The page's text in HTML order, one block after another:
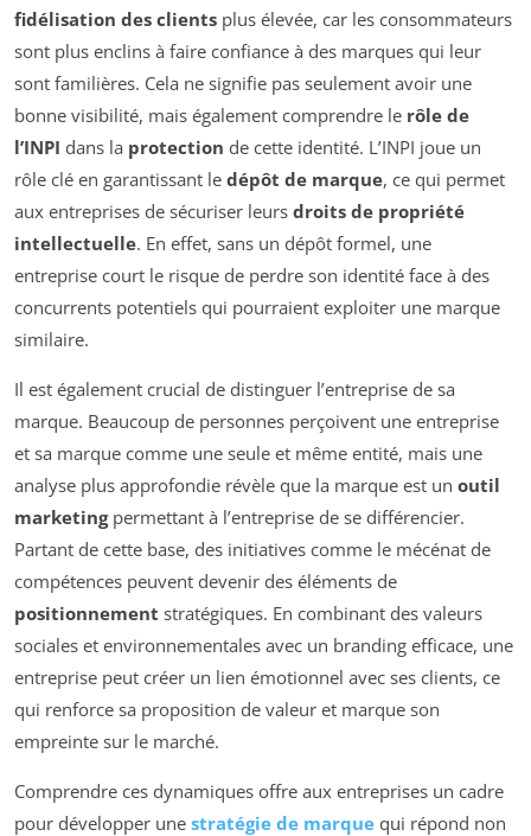
fidélisation des clients plus élevée, car les consommateurs
sont plus enclins à faire confiance à des marques qui leur
sont familières. Cela ne signifie pas seulement avoir une
bonne visibilité, mais également comprendre le rôle de
l’INPI dans la protection de cette identité. L’INPI joue un
rôle clé en garantissant le dépôt de marque, ce qui permet
aux entreprises de sécuriser leurs droits de propriété
intellectuelle. En effet, sans un dépôt formel, une
entreprise court le risque de perdre son identité face à des
concurrents potentiels qui pourraient exploiter une marque
similaire.
Il est également crucial de distinguer l’entreprise de sa
marque. Beaucoup de personnes perçoivent une entreprise
et sa marque comme une seule et même entité, mais une
analyse plus approfondie révèle que la marque est un outil
marketingpermettant à l’entreprise de se différencier.
Partant de cette base, des initiatives comme le mécénat de
compétences peuvent devenir des éléments de
positionnement stratégiques. En combinant des valeurs
sociales et environnementales avec un branding efficace, une
entreprise peut créer un lien émotionnel avec ses clients, ce
qui renforce sa proposition de valeur et marque son
empreinte sur le marché.
Comprendre ces dynamiques offre aux entreprises un cadre
pour développer une stratégie de marque qui répond non